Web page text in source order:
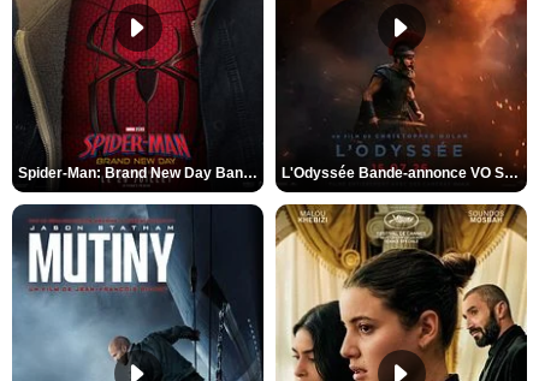
Spider-Man: Brand New Day Bande-annonce VO STFR L'Odyssée Bande-annonce VO STFR